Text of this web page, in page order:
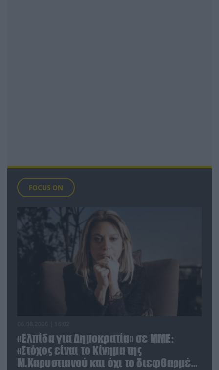
FOCUS ON
«Ελπίδα για Δημοκρατία» σε ΜΜΕ:
«Στόχος είναι το Κίνημα της
Μ.Καρυστιανού και όχι το διεφθαρμένο